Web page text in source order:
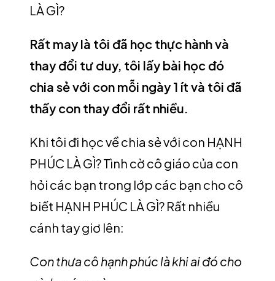
LÀ GÌ?
Rất may là tôi đã học thực hành và
thay đổi tư duy, tôi lấy bài học đó
chia sẻ với con mỗi ngày 1 ít và tôi đã
thấy con thay đổi rất nhiều.
Khi tôi đi học về chia sẻ với con HẠNH
PHÚC LÀ GÌ? Tình cờ cô giáo của con
hỏi các bạn trong lớp các bạn cho cô
biết HẠNH PHÚC LÀ GÌ? Rất nhiều
cánh tay giơ lên:
Con thưa cô hạnh phúc là khi ai đó cho